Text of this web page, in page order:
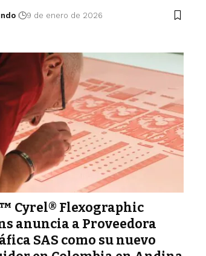
9 de enero de 2026
Cyrel® Flexographic
anuncia a Proveedora
SAS como su nuevo